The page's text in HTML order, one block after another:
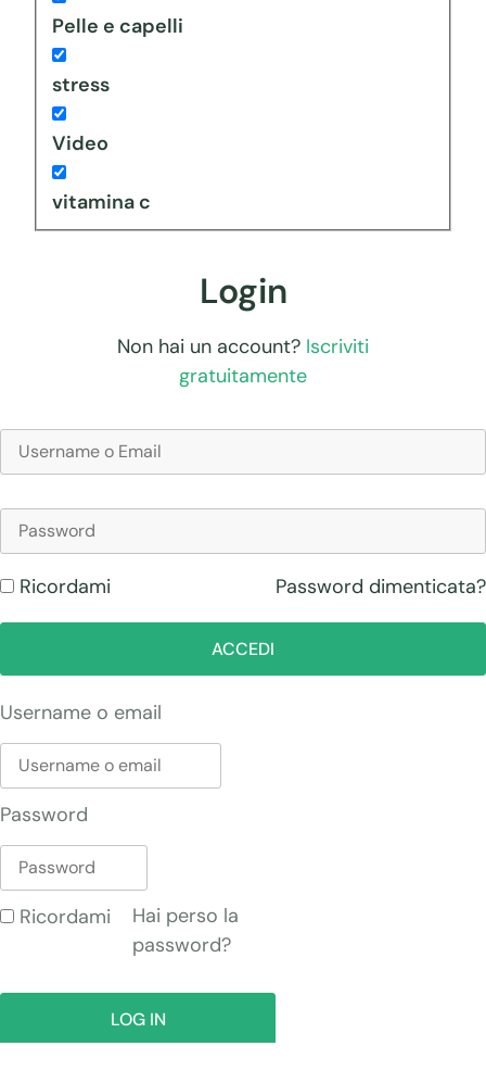
Pelle e capelli
stress
Video
vitamina c
Login
Non hai un account? Iscriviti
gratuitamente
Ricordami
ACCEDI
Password dimenticata?
Username o email
Password
Ricordami
LOG IN
Hai perso la
password?